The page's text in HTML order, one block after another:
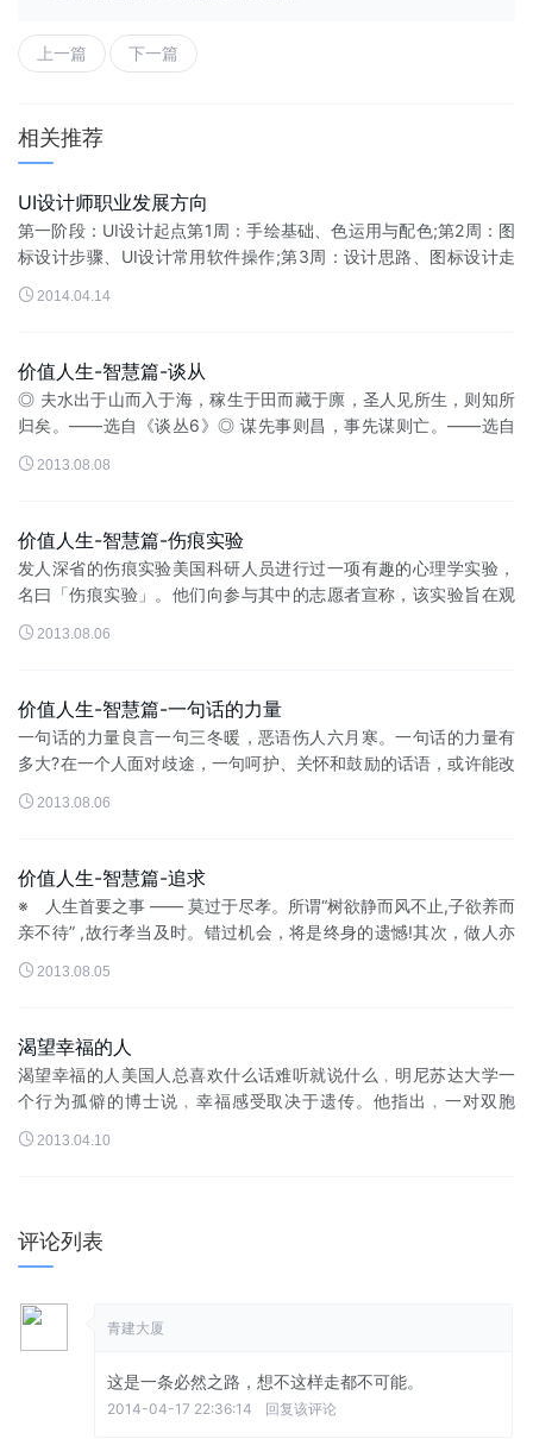
上一篇 下一篇
相关推荐
UI设计师职业发展方向
第一阶段：UI设计起点第1周：手绘基础、色运用与配色;第2周：图
标设计步骤、UI设计常用软件操作;第3周：设计思路、图标设计走
向、开拓创意思维;第4周：手机UI各平台设计规范、界面与图标融
合。第二阶段...
 2014.04.14
价值人生-智慧篇-谈从
◎ 夫水出于山而入于海，稼生于田而藏于廪，圣人见所生，则知所
归矣。——选自《谈丛6》◎ 谋先事则昌，事先谋则亡。——选自
《谈丛22》◎ 不修其身，求之于...
 2013.08.08
价值人生-智慧篇-伤痕实验
发人深省的伤痕实验美国科研人员进行过一项有趣的心理学实验，
名曰「伤痕实验」。他们向参与其中的志愿者宣称，该实验旨在观
察人们对身体有缺陷的陌生人作何反应，尤其是面部有伤痕的人。
每位志愿者都被安排在没有镜...
 2013.08.06
价值人生-智慧篇-一句话的力量
一句话的力量良言一句三冬暖，恶语伤人六月寒。一句话的力量有
多大?在一个人面对歧途，一句呵护、关怀和鼓励的话语，或许能改
变一个人的一生。出租车女司机小王遇到抢匪。她把身上所有的钱
交给歹徒，说：「今天就挣...
 2013.08.06
价值人生-智慧篇-追求
※ 人生首要之事 —— 莫过于尽孝。所谓“树欲静而风不止,子欲养而
亲不待” ,故行孝当及时。错过机会，将是终身的遗憾!其次，做人亦
当尽本分，谨言慎行，心...
 2013.08.05
渴望幸福的人
渴望幸福的人美国人总喜欢什么话难听就说什么﹐明尼苏达大学一
个行为孤僻的博士说﹐幸福感受取决于遗传。他指出﹐一对双胞
胎﹐即使他们中的一个做CEO﹐另一个做水管工人﹐但对人生的满
意程度仍然完全相同﹐即他们...
 2013.04.10
评论列表
青建大厦
这是一条必然之路，想不这样走都不可能。
2014-04-17 22:36:14 回复该评论